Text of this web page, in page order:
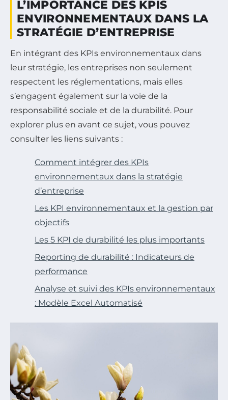
L’IMPORTANCE DES KPIS
ENVIRONNEMENTAUX DANS LA
STRATÉGIE D’ENTREPRISE
En intégrant des KPIs environnementaux dans
leur stratégie, les entreprises non seulement
respectent les réglementations, mais elles
s’engagent également sur la voie de la
responsabilité sociale et de la durabilité. Pour
explorer plus en avant ce sujet, vous pouvez
consulter les liens suivants :
Comment intégrer des KPIs
environnementaux dans la stratégie
d’entreprise
Les KPI environnementaux et la gestion par
objectifs
Les 5 KPI de durabilité les plus importants
Reporting de durabilité : Indicateurs de
performance
Analyse et suivi des KPIs environnementaux
: Modèle Excel Automatisé